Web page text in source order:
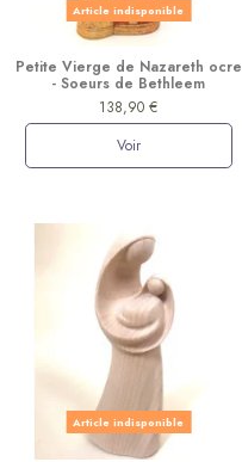
Article indisponible
Petite Vierge de Nazareth ocre
- Soeurs de Bethleem
138,90 €
Voir
Article indisponible